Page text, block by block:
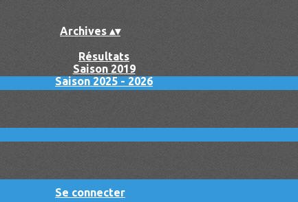
Archives ▴▾
Résultats
Saison 2019
Saison 2025 - 2026
Se connecter